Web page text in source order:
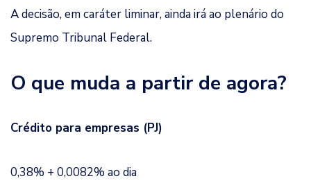
A decisão, em caráter liminar, ainda irá ao plenário do
Supremo Tribunal Federal.
O que muda a partir de agora?
Crédito para empresas (PJ)
0,38% + 0,0082% ao dia